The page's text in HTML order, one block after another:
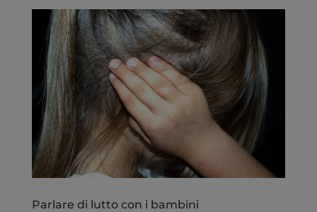
Parlare di lutto con i bambini